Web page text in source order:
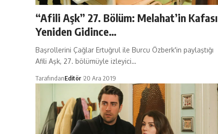
“Afili Aşk” 27. Bölüm: Melahat’in Kafası
Yeniden Gidince…
Başrollerini Çağlar Ertuğrul ile Burcu Özberk'in paylaştığı
Afili Aşk, 27. bölümüyle izleyici…
TarafındanEditör 20 Ara 2019